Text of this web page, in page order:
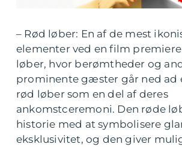
– Rød løber: En af de mest
elementer ved en film
løber, hvor berømtheder og
prominente gæster går ned ad
rød løber som en del af deres
ankomstceremoni. Den røde
historie med at symbolisere
eksklusivitet, og den giver